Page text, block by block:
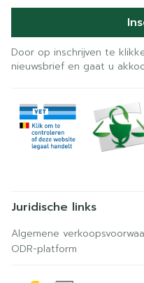
Door op inschrijven te
nieuwsbrief en gaat u
Juridische links
Algemene
ODR-platform